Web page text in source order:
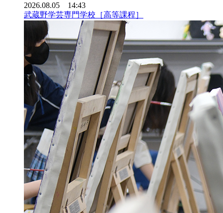
2026.08.05 14:43
武蔵野学芸専門学校［高等課程］